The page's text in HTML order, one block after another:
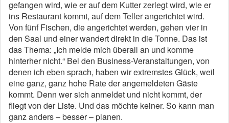
gefangen wird, wie er auf dem Kutter zerlegt wird, wie er
ins Restaurant kommt, auf dem Teller angerichtet wird.
Von fünf Fischen, die angerichtet werden, gehen vier in
den Saal und einer wandert direkt in die Tonne. Das ist
das Thema: „Ich melde mich überall an und komme
hinterher nicht.“ Bei den Business-Veranstaltungen, von
denen ich eben sprach, haben wir extremstes Glück, weil
eine ganz, ganz hohe Rate der angemeldeten Gäste
kommt. Denn wer sich anmeldet und nicht kommt, der
fliegt von der Liste. Und das möchte keiner. So kann man
ganz anders – besser – planen.